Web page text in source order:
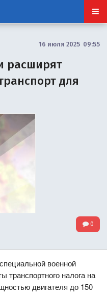
16 июля 2025 09:55
расширят
для
0
военной
транспортного налога на
двигателя до 150